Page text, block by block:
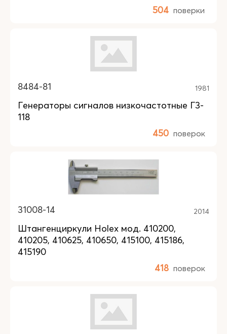
504 поверки
8484-81 1981
Генераторы сигналов низкочастотные Г3-
118
450 поверок
31008-14 2014
Штангенциркули Holex мод. 410200,
410205, 410625, 410650, 415100, 415186,
415190
418 поверок